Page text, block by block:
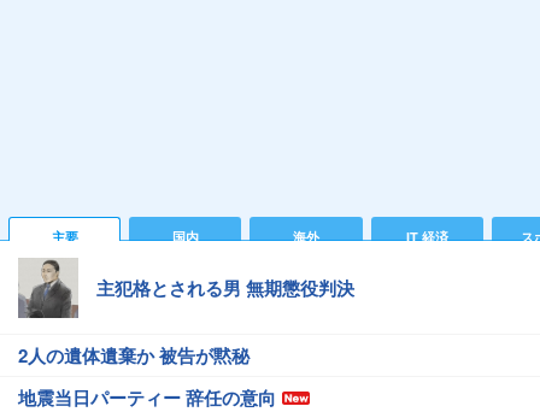
主要 国内 海外 IT 経済 ス
主犯格とされる男 無期懲役判決
2人の遺体遺棄か 被告が黙秘
地震当日パーティー 辞任の意向